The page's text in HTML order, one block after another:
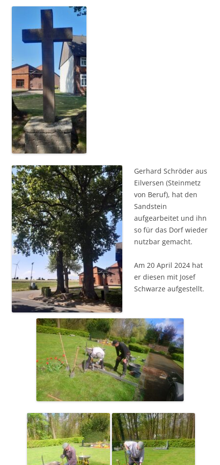
Gerhard Schröder aus
Eilversen (Steinmetz
von Beruf), hat den
Sandstein
aufgearbeitet und ihn
so für das Dorf wieder
nutzbar gemacht.
Am 20 April 2024 hat
er diesen mit Josef
Schwarze aufgestellt.